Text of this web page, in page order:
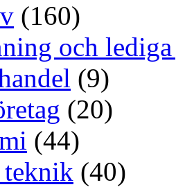
(160)
och
(9)
(20)
(44)
(40)